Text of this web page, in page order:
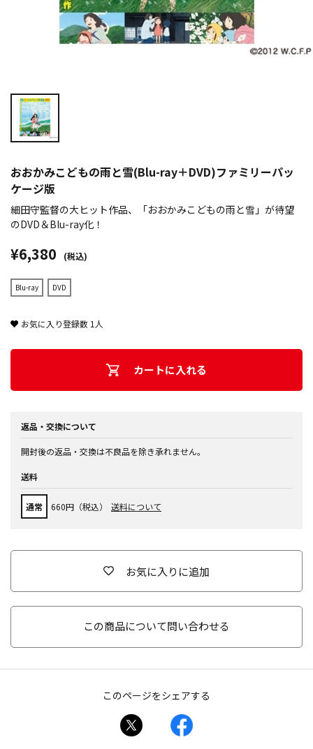
おおかみこどもの雨と雪(Blu-ray＋DVD)ファミリーパッ
ケージ版
細田守監督の大ヒット作品、「おおかみこどもの雨と雪」が待望
のDVD＆Blu-ray化！
¥6,380 (税込)
Blu-ray DVD
お気に入り登録数 1 人
カートに入れる
返品・交換について
開封後の返品・交換は不良品を除き承れません。
送料
通常 660円（税込） 送料について
お気に入りに追加
この商品について問い合わせる
このページをシェアする